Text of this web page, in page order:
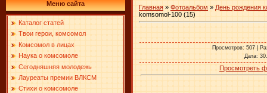
Меню сайта
Каталог статей
Твои герои, комсомол
Комсомол в лицах
Наука о комсомоле
Сегодняшняя молодежь
Лауреаты премии ВЛКСМ
Стихи о комсомоле
Главная » Фотоальбом » День рождения
komsomol-100 (15)
Просмотров: 507 |
Дата:
Просмотреть